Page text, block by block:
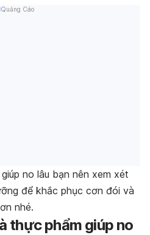
Quảng Cáo
no lâu bạn nên xem xét
để khắc phục cơn đói và
nhé.
thực phẩm giúp no